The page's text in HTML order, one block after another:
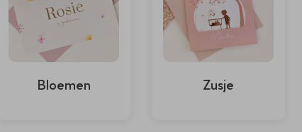
Bloemen Zusje